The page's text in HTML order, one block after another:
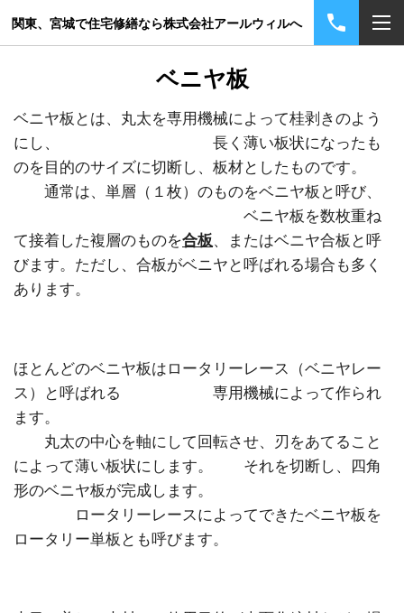
関東、宮城で住宅修繕なら株式会社アールウィルへ
ベニヤ板
ベニヤ板とは、丸太を専用機械によって桂剥きのよう
にし、 長く薄い板状になったも
のを目的のサイズに切断し、板材としたものです。
通常は、単層（１枚）のものをベニヤ板と呼び、
ベニヤ板を数枚重ね
て接着した複層のものを合板、またはベニヤ合板と呼
びます。ただし、合板がベニヤと呼ばれる場合も多く
あります。
ほとんどのベニヤ板はロータリーレース（ベニヤレー
ス）と呼ばれる 専用機械によって作られ
ます。
丸太の中心を軸にして回転させ、刃をあてること
によって薄い板状にします。 それを切断し、四角
形のベニヤ板が完成します。
ロータリーレースによってできたベニヤ板を
ロータリー単板とも呼びます。